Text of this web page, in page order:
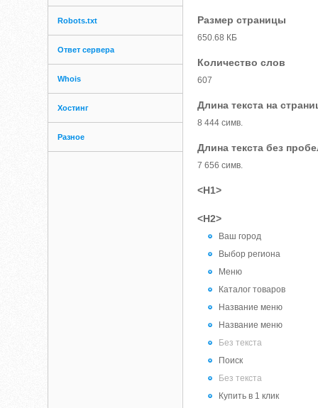
Robots.txt
Ответ сервера
Whois
Хостинг
Разное
Размер страницы
650.68 КБ
Количество слов
607
Длина текста на
8 444 симв.
Длина текста без
7 656 симв.
<H1>
<H2>
Ваш город
Выбор региона
Меню
Каталог товаров
Название меню
Название меню
Без текста
Поиск
Без текста
Купить в 1 клик